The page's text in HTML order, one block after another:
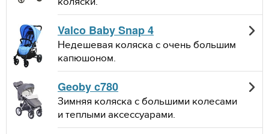
Valco Baby Snap 4
Недешевая коляска с очень большим
капюшоном.
Geoby c780
Зимняя коляска с большими колесами
и теплыми аксессуарами.